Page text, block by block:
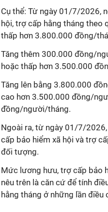
Cụ thể: Từ ngày 01/7/2026,
hội, trợ cấp hằng tháng theo
thấp hơn 3.800.000 đồng/
Tăng thêm 300.000 đồng/
hoặc thấp hơn 3.500.000
Tăng lên bằng 3.800.000
cao hơn 3.500.000 đồng/
đồng/người/tháng.
Ngoài ra, từ ngày 01/7/
cấp bảo hiểm xã hội và trợ
đối tượng.
Mức lương hưu, trợ cấp bảo
nêu trên là căn cứ để tính
hằng tháng ở những lần điều